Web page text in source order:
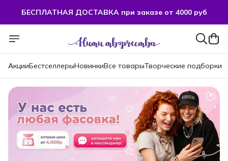
БЕСПЛАТНАЯ ДОСТАВКА при заказе от 4000 руб
АкцииБестселлерыНовинкиВсе товарыТворческие подборки